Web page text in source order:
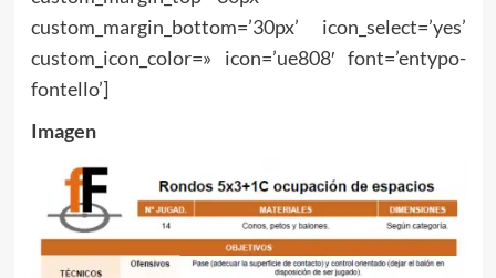
custom_margin_bottom=’30px’ icon_select=’yes’
custom_icon_color=» icon=’ue808′ font=’entypo-
fontello’]
Imagen